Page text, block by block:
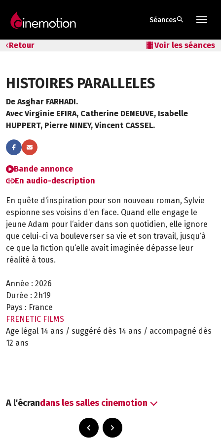
Séancessearch
Retour local_movies Voir les séances
HISTOIRES PARALLELES
De Asghar FARHADI.
Avec Virginie EFIRA, Catherine DENEUVE, Isabelle
HUPPERT, Pierre NINEY, Vincent CASSEL.
Bande annonce
En audio-description
En quête d‘inspiration pour son nouveau roman, Sylvie
espionne ses voisins d‘en face. Quand elle engage le
jeune Adam pour l‘aider dans son quotidien, elle ignore
que celui-ci va bouleverser sa vie et son travail, jusqu‘à
ce que la fiction qu‘elle avait imaginée dépasse leur
réalité à tous.
Année : 2026
Durée : 2h19
Pays : France
FRENETIC FILMS
Age légal 14 ans / suggéré dès 14 ans / accompagné dès
12 ans
A l'écrandans les salles cinemotion
Bons cadeaux
Bons plans